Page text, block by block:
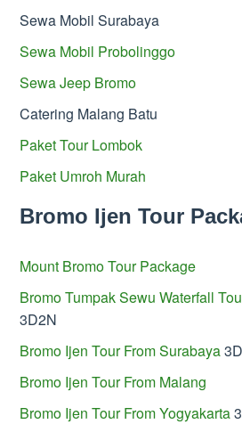
Sewa Mobil Surabaya
Sewa Mobil Probolinggo
Sewa Jeep Bromo
Catering Malang Batu
Paket Tour Lombok
Paket Umroh Murah
Bromo Ijen Tour
Mount Bromo Tour Package
Bromo Tumpak Sewu Waterfall
3D2N
Bromo Ijen Tour From Surabaya
Bromo Ijen Tour From Malang
Bromo Ijen Tour From Yogyakarta